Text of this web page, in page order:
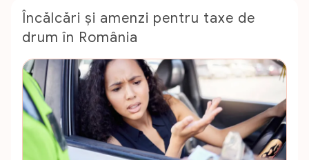
Încălcări și amenzi pentru taxe de
drum în România